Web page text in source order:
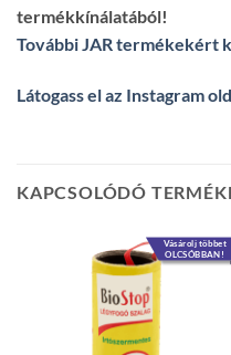
termékkínálatából!
További JAR termékekért
Látogass el az Instagram
KAPCSOLÓDÓ
Vásárolj többet
OLCSÓBBAN!